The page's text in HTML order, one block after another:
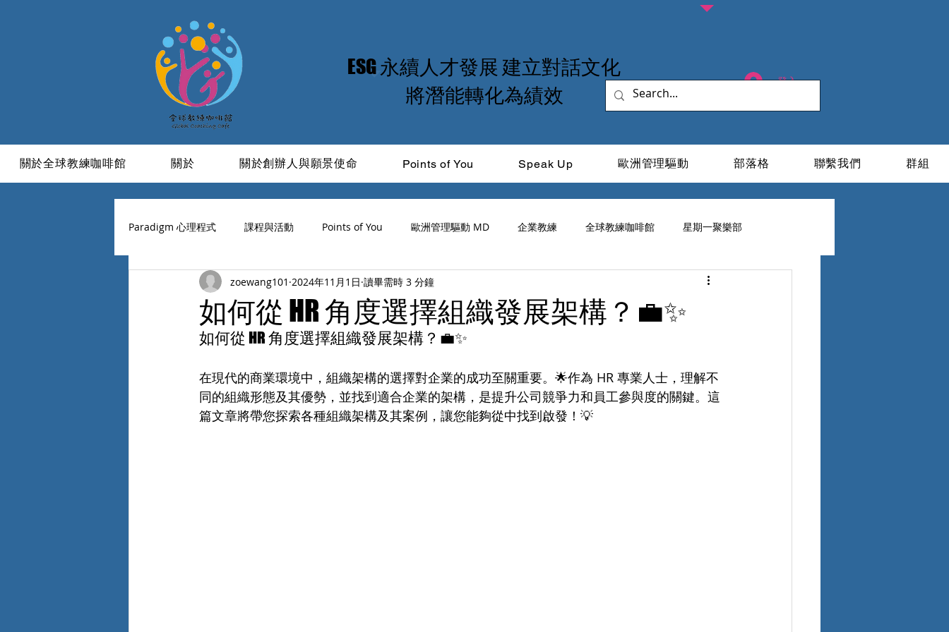
​ESG 永續人才發展 建立對話文化
​將潛能轉化為績效
登入
關於全球教練咖啡館 關於 關於創辦人與願景使命 Points of You Speak Up 歐洲管理驅動 部落格 聯繫我們 群組
Paradigm 心理程式 課程與活動 Points of You 歐洲管理驅動 MD 企業教練 全球教練咖啡館 星期一聚樂部
學習與成長 信仰 活成一道光 ICF 品牌領導力 ESG X 家族辦公室
如何從 HR 角度選擇組織發展架構？💼✨
zoewang101 2024年11月1日 讀畢需時 3 分鐘
如何從 HR 角度選擇組織發展架構？💼✨
在現代的商業環境中，組織架構的選擇對企業的成功至關重要。🌟作為 HR 專業人士，理解不
同的組織形態及其優勢，並找到適合企業的架構，是提升公司競爭力和員工參與度的關鍵。這
篇文章將帶您探索各種組織架構及其案例，讓您能夠從中找到啟發！💡